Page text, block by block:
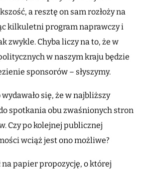
a resztę on sam rozłoży na
kilkuletni program naprawczy i
zwykle. Chyba liczy na to, że w
w naszym kraju będzie
sponsorów – słyszymy.
się, że w najbliższy
spotkania obu zwaśnionych stron
Czy po kolejnej publicznej
wciąż jest ono możliwe?
na papier propozycję, o której